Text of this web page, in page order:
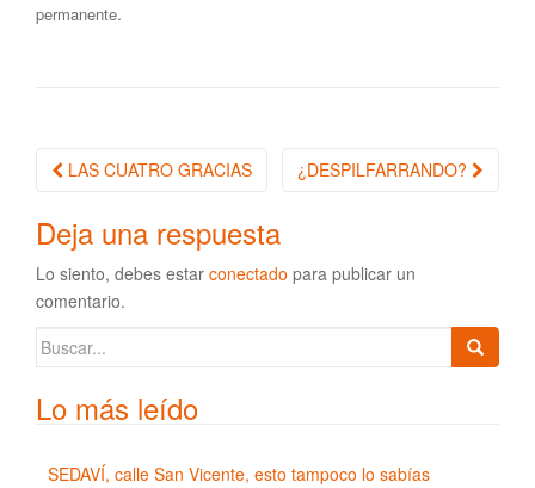
permanente.
Navegación de la entrada
LAS CUATRO GRACIAS ¿DESPILFARRANDO?
Deja una respuesta
Lo siento, debes estar conectado para publicar un
comentario.
Buscar:
Lo más leído
SEDAVÍ, calle San Vicente, esto tampoco lo sabías